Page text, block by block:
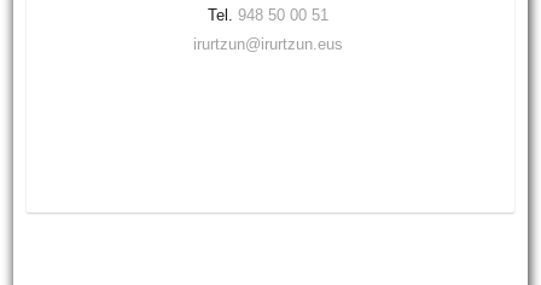
Tel. 948 50 00 51
irurtzun@irurtzun.eus